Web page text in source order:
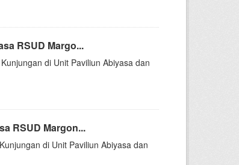
RSUD Margo...
di Unit Paviliun Abiyasa dan
RSUD Margon...
di Unit Paviliun Abiyasa dan